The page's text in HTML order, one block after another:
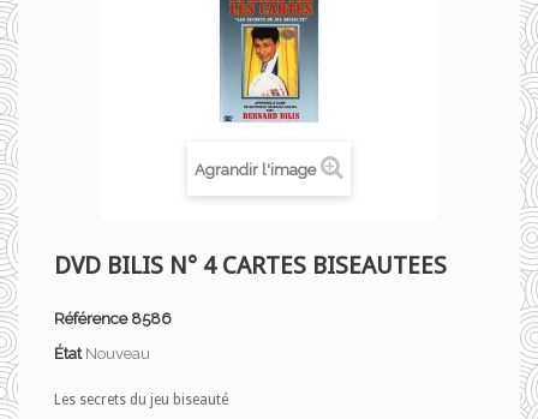
Agrandir l'image
DVD BILIS N° 4 CARTES BISEAUTEES
Référence 8586
État Nouveau
Les secrets du jeu biseauté